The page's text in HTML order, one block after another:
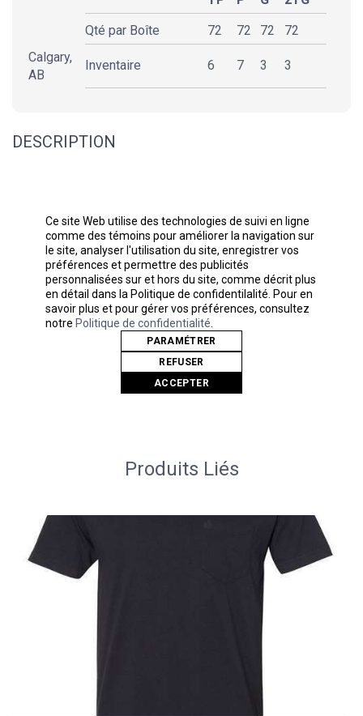
Qté par Boîte
72 72 72
72
Calgary,
AB
Inventaire 6 7 3 3
DESCRIPTION
Tissu lavé
Col en côte 1x1 bébé avec surpiqûre à l'avant
Ourlet auto 3/8" de l'épaule à l'épaule
Coutures latérales
Étiquette détachable
Ce produit répond à la sous-catégorie de Style Durable
Fabrication socialement responsable
Produits Liés
Ce site Web utilise des technologies de suivi en ligne
comme des témoins pour améliorer la navigation sur
le site, analyser l'utilisation du site, enregistrer vos
préférences et permettre des publicités
personnalisées sur et hors du site, comme décrit plus
en détail dans la Politique de confidentilalité. Pour en
savoir plus et pour gérer vos préférences, consultez
notre Politique de confidentialité
PARAMÉTRER
REFUSER
ACCEPTER